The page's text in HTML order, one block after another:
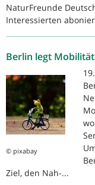
NaturFreunde
Interessierten
Berlin legt
© pixabay
Ziel, den Nah-...